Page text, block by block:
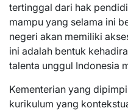
tertinggal dari hak
mampu yang selama ini
negeri akan memiliki
ini adalah bentuk
talenta unggul Indonesia
Kementerian yang
kurikulum yang